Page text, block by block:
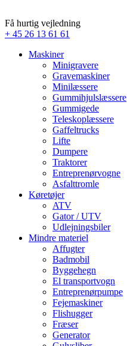
Få hurtig vejledning
+ 45 26 13 61 61
Maskiner
Minigravere
Gravemaskiner
Minilæssere
Gummihjulslæssere
Gummigede
Teleskoplæssere
Gaffeltrucks
Lifte
Dumpere
Traktorer
Entreprenørvogne
Asfalttromle
Køretøjer
ATV
Gator / UTV
Udlejningsbiler
Mindre materiel
Affugter
Badmobil
Byggehegn
El transportvogn
Entreprenørpumpe
Fejemaskiner
Flishugger
Fræser
Generator